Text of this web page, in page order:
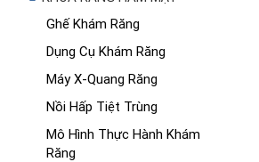
Ghế Khám Răng
Dụng Cụ Khám Răng
Máy X-Quang Răng
Nồi Hấp Tiệt Trùng
Mô Hình Thực Hành Khám
Răng